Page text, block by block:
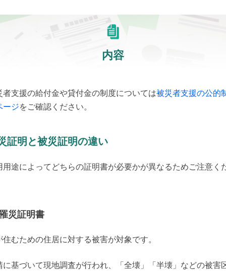
内容
者支援の給付金や貸付金の制度については被災者支援の公的
ージをご確認ください。
証明と被災証明の違い
用途によってどちらの証明書が必要かが異なるためご注意く
災証明書
住むための住居に対する被害が対象です。
に基づいて現地調査が行われ、「全壊」「半壊」などの被害